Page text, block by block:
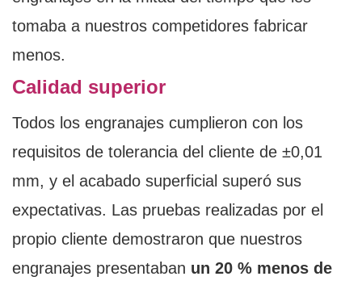
tomaba a nuestros competidores fabricar
menos.
Calidad superior
Todos los engranajes cumplieron con los
requisitos de tolerancia del cliente de ±0,01
mm, y el acabado superficial superó sus
expectativas. Las pruebas realizadas por el
propio cliente demostraron que nuestros
engranajes presentaban un 20 % menos de